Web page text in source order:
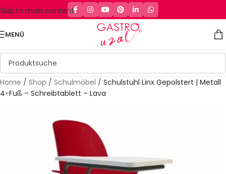
Skip to main content
MENÜ
Home / Shop / Schulmöbel / Schulstuhl Linx Gepolstert | Metall
4-Fuß – Schreibtablett – Lava